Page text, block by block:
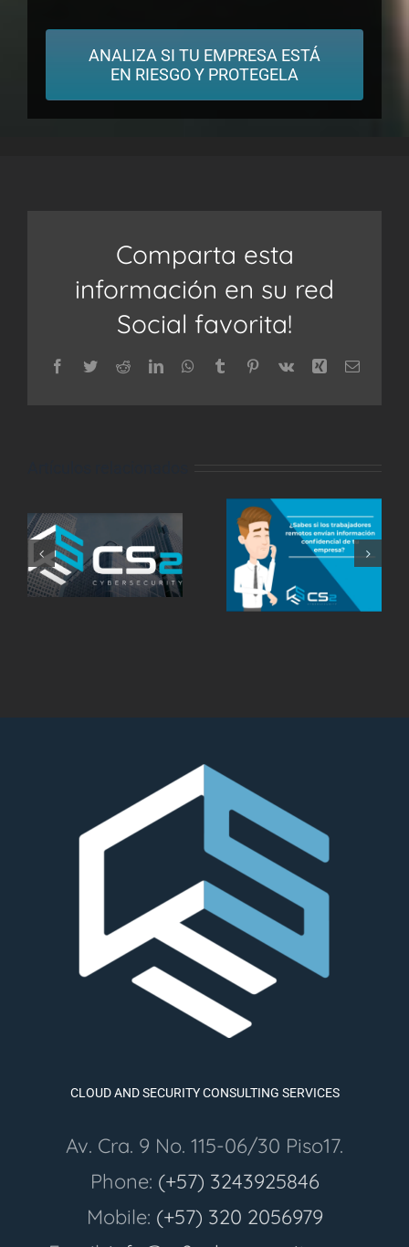
ANALIZA SI TU EMPRESA ESTÁ
EN RIESGO Y PROTEGELA
Comparta esta
información en su red
Social favorita!
Facebook
TwitterRedditLinkedInWhatsApp
TumblrPinterest
Vk Xing Correo
CLOUD AND SECURITY CONSULTING SERVICES
Av. Cra. 9 No. 115-06/30 Piso17.
Phone: (+57) 3243925846
Mobile: (+57) 320 2056979